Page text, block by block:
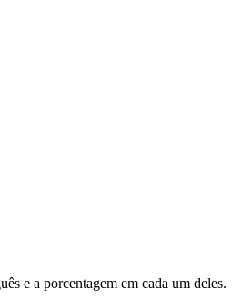
e a porcentagem em cada um deles.